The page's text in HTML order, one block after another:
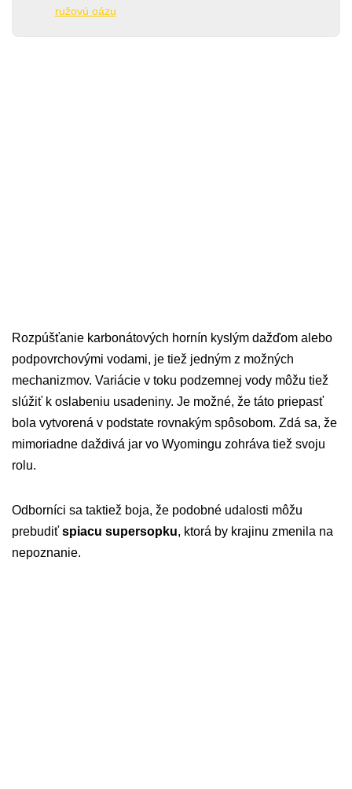
ružovú oázu
Rozpúšťanie karbonátových hornín kyslým dažďom alebo
podpovrchovými vodami, je tiež jedným z možných
mechanizmov. Variácie v toku podzemnej vody môžu tiež
slúžiť k oslabeniu usadeniny. Je možné, že táto priepasť
bola vytvorená v podstate rovnakým spôsobom. Zdá sa, že
mimoriadne daždivá jar vo Wyomingu zohráva tiež svoju
rolu.
Odborníci sa taktiež boja, že podobné udalosti môžu
prebudiť spiacu supersopku, ktorá by krajinu zmenila na
nepoznanie.